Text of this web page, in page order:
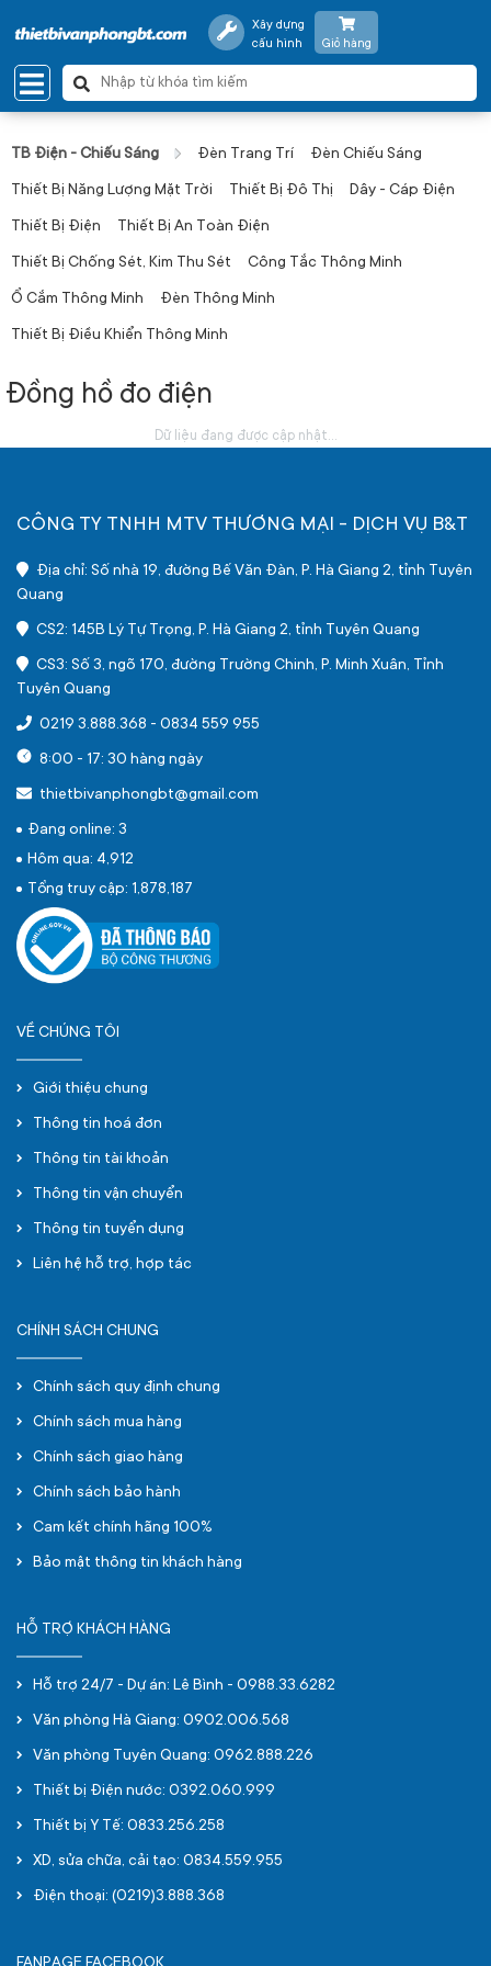
Xây dựng
cấu hình
Giỏ hàng
TB Điện - Chiếu Sáng Đèn Trang Trí Đèn Chiếu Sáng
Thiết Bị Năng Lượng Mặt Trời Thiết Bị Đô Thị Dây - Cáp Điện
Thiết Bị Điện Thiết Bị An Toàn Điện
Thiết Bị Chống Sét, Kim Thu Sét Công Tắc Thông Minh
Ổ Cắm Thông Minh Đèn Thông Minh
Thiết Bị Điều Khiển Thông Minh
Đồng hồ đo điện
Dữ liệu đang được cập nhật...
CÔNG TY TNHH MTV THƯƠNG MẠI - DỊCH VỤ B&T
Địa chỉ: Số nhà 19, đường Bế Văn Đàn, P. Hà Giang 2, tỉnh Tuyên
Quang
CS2: 145B Lý Tự Trọng, P. Hà Giang 2, tỉnh Tuyên Quang
CS3: Số 3, ngõ 170, đường Trường Chinh, P. Minh Xuân, Tỉnh
Tuyên Quang
0219 3.888.368 - 0834 559 955
8:00 - 17: 30 hàng ngày
thietbivanphongbt@gmail.com
Đang online: 3
Hôm qua: 4,912
Tổng truy cập: 1,878,187
VỀ CHÚNG TÔI
Giới thiệu chung
Thông tin hoá đơn
Thông tin tài khoản
Thông tin vận chuyển
Thông tin tuyển dụng
Liên hệ hỗ trợ, hợp tác
CHÍNH SÁCH CHUNG
Chính sách quy định chung
Chính sách mua hàng
Chính sách giao hàng
Chính sách bảo hành
Cam kết chính hãng 100%
Bảo mật thông tin khách hàng
HỖ TRỢ KHÁCH HÀNG
Hỗ trợ 24/7 - Dự án: Lê Bình - 0988.33.6282
Văn phòng Hà Giang: 0902.006.568
Văn phòng Tuyên Quang: 0962.888.226
Thiết bị Điện nước: 0392.060.999
Thiết bị Y Tế: 0833.256.258
XD, sửa chữa, cải tạo: 0834.559.955
Điện thoại: (0219)3.888.368